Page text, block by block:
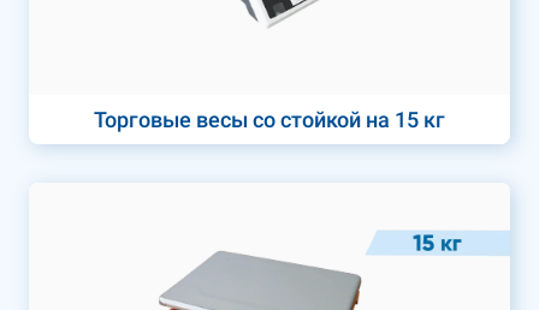
Торговые весы со стойкой на 15 кг